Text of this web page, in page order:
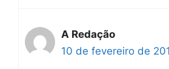
A Redação
10 de fevereiro de